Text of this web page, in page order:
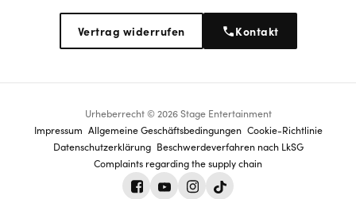
Vertrag widerrufen Kontakt
Urheberrecht © 2026 Stage Entertainment
Footer
navigation
Impressum Allgemeine Geschäftsbedingungen Cookie-Richtlinie
Datenschutz­erklärung Beschwerdeverfahren nach LkSG
Complaints regarding the supply chain
FacebookYoutubeInstagram
Tiktok